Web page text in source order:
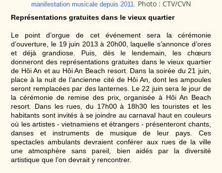
manifestation musicale depuis 2011. Photo : CTV/CVN
Représentations gratuites dans le vieux quartier
Le point d’orgue de cet événement sera la cérémonie
d’ouverture, le 19 juin 2013 à 20h00, laquelle s’annonce d’ores
et déjà grandiose. Puis, dès le lendemain, les chœurs
donneront des représentations gratuites dans le vieux quartier
de Hôi An et au Hôi An Beach resort. Dans la soirée du 21 juin,
place à la nuit de l’ancienne cité de Hôi An, dont les ampoules
seront remplacées par des lanternes. Le 22 juin sera le jour de
la cérémonie de remise des prix, organisée à Hôi An Beach
resort. Dans les rues, du 17h00 à 18h30 les touristes et les
habitants sont invités à se joindre au carnaval haut en couleurs
où les artistes - vietnamiens et étrangers - présenteront chants,
danses et instruments de musique de leur pays. Ces
spectacles ambulants devraient conférer aux rues de la ville
une atmosphère sans pareil, bien aidés par la diversité
artistique que l’on devrait y rencontrer.